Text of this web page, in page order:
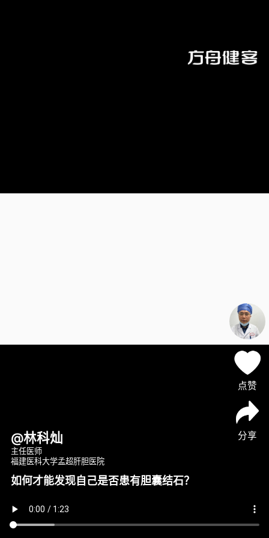
点赞
分享
@林科灿
主任医师
福建医科大学孟超肝胆医院
如何才能发现自己是否患有胆囊结石？